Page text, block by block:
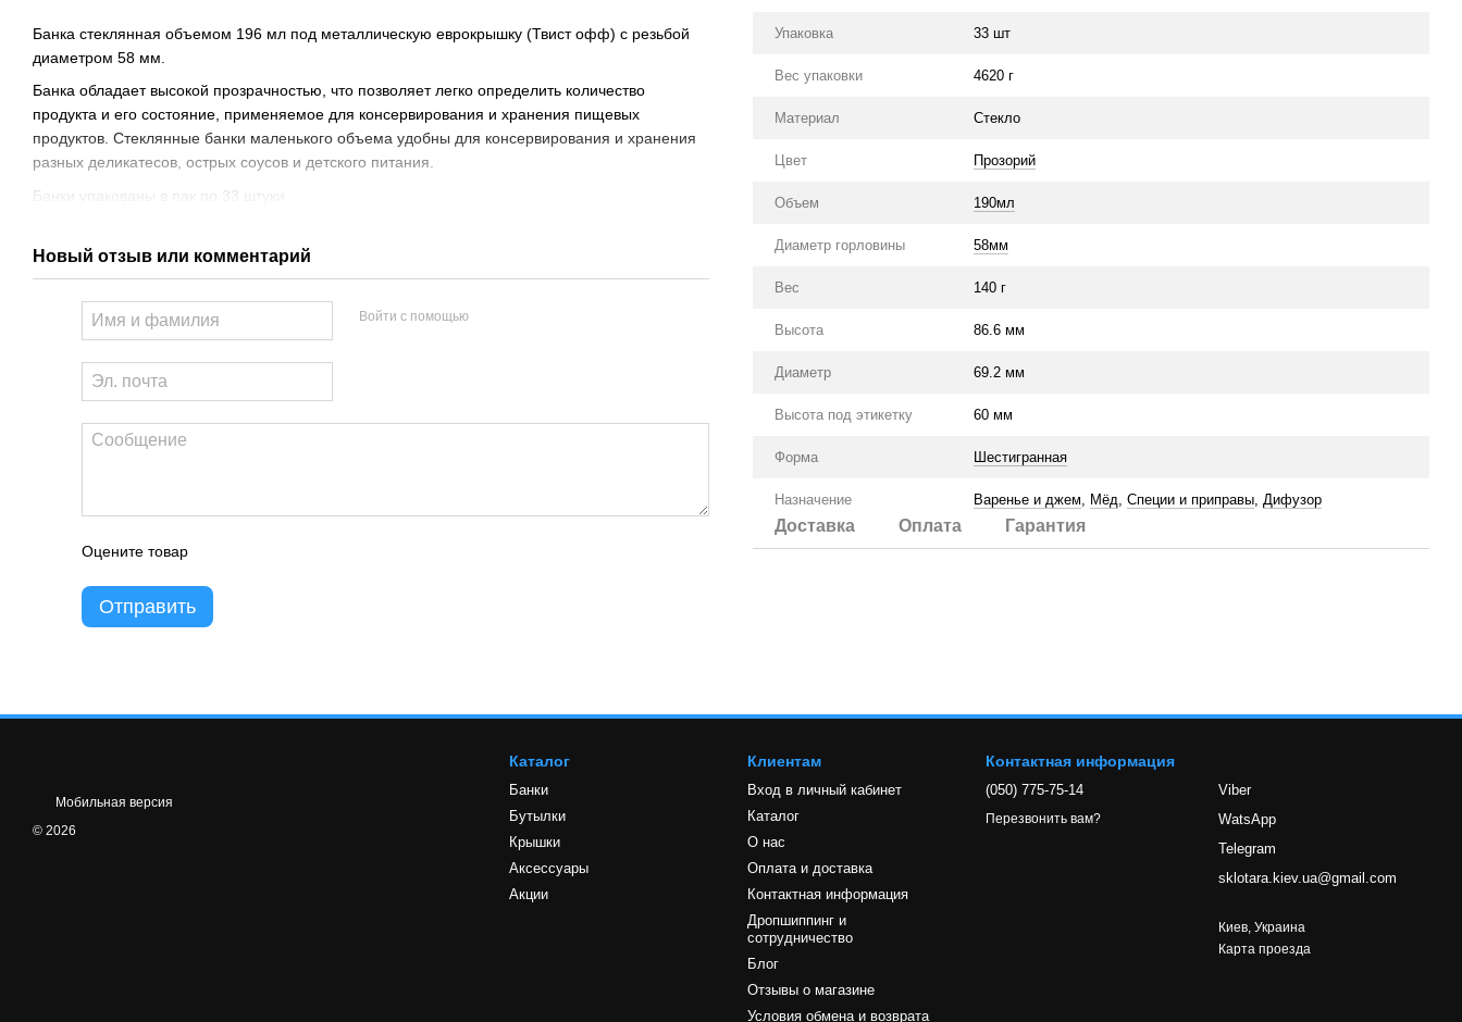
Банка стеклянная объемом 196 мл под металлическую еврокрышку (Твист офф) с резьбой
диаметром 58 мм.
Банка обладает высокой прозрачностью, что позволяет легко определить количество
продукта и его состояние, применяемое для консервирования и хранения пищевых
продуктов. Стеклянные банки маленького объема удобны для консервирования и хранения
разных деликатесов, острых соусов и детского питания.
Банки упакованы в пак по 33 штуки
Новый отзыв или комментарий
Войти с помощью
Оцените товар
Отправить
Упаковка 33 шт
Вес упаковки 4620 г
Материал Стекло
Цвет Прозорий
Объем 190мл
Диаметр горловины 58мм
Вес 140 г
Высота 86.6 мм
Диаметр 69.2 мм
Высота под этикетку 60 мм
Форма Шестигранная
Назначение Варенье и джем, Мёд, Специи и приправы, Дифузор
Доставка Оплата Гарантия
Мобильная версия
© 2026
Каталог
Банки
Бутылки
Крышки
Аксессуары
Акции
Клиентам
Вход в личный кабинет
Каталог
О нас
Оплата и доставка
Контактная информация
Дропшиппинг и
сотрудничество
Блог
Отзывы о магазине
Условия обмена и возврата
Контактная информация
(050) 775-75-14
Перезвонить вам?
Viber
WatsApp
Telegram
sklotara.kiev.ua@gmail.com
Киев, Украина
Карта проезда